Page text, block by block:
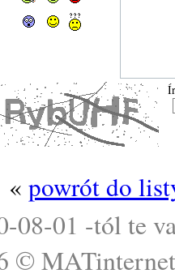
« powrót do
08-01 -tól te
© MATinternet